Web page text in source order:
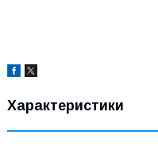
Характеристики